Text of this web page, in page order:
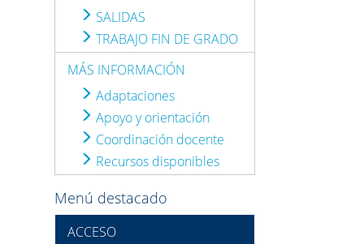
SALIDAS
TRABAJO FIN DE GRADO
MÁS INFORMACIÓN
Adaptaciones
Apoyo y orientación
Coordinación docente
Recursos disponibles
Menú destacado
ACCESO